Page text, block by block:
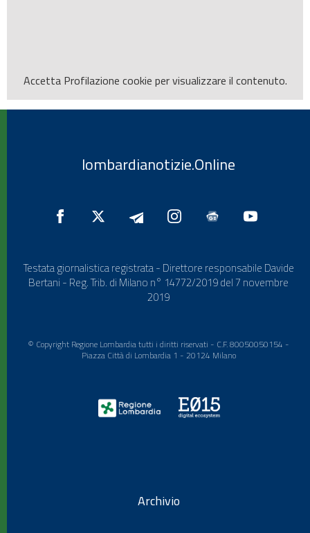
Accetta Profilazione cookie per visualizzare il contenuto.
lombardianotizie.Online
Testata giornalistica registrata - Direttore responsabile Davide
Bertani - Reg. Trib. di Milano n° 14772/2019 del 7 novembre
2019
© Copyright Regione Lombardia tutti i diritti riservati - C.F. 80050050154 -
Piazza Città di Lombardia 1 - 20124 Milano
Archivio